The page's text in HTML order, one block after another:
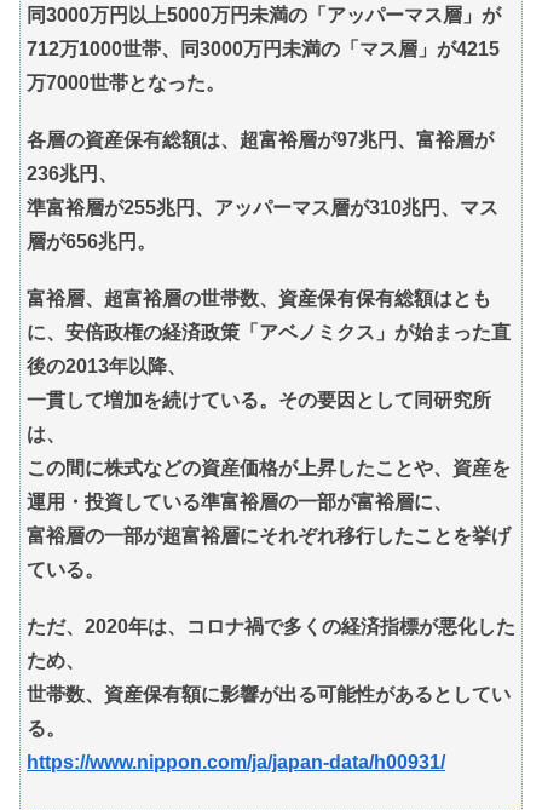
同3000万円以上5000万円未満の「アッパーマス層」が
712万1000世帯、同3000万円未満の「マス層」が4215
万7000世帯となった。
各層の資産保有総額は、超富裕層が97兆円、富裕層が
236兆円、
準富裕層が255兆円、アッパーマス層が310兆円、マス
層が656兆円。
富裕層、超富裕層の世帯数、資産保有保有総額はとも
に、安倍政権の経済政策「アベノミクス」が始まった直
後の2013年以降、
一貫して増加を続けている。その要因として同研究所
は、
この間に株式などの資産価格が上昇したことや、資産を
運用・投資している準富裕層の一部が富裕層に、
富裕層の一部が超富裕層にそれぞれ移行したことを挙げ
ている。
ただ、2020年は、コロナ禍で多くの経済指標が悪化した
ため、
世帯数、資産保有額に影響が出る可能性があるとしてい
る。
https://www.nippon.com/ja/japan-data/h00931/